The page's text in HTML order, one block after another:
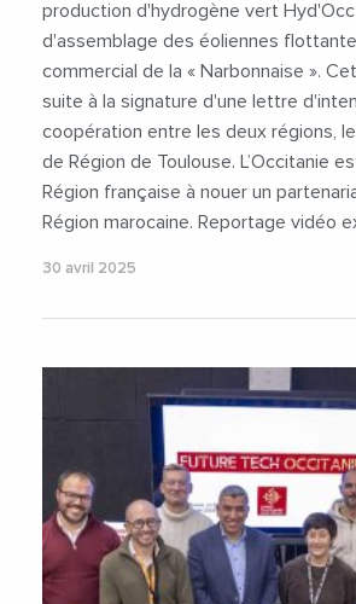
production d'hydrogène vert
d'assemblage des éoliennes
commercial de la « Narbonnaise ».
suite à la signature d'une lettre
coopération entre les deux régions,
de Région de Toulouse. L’Occitanie
Région française à nouer un
Région marocaine. Reportage vidéo
30 avril 2025